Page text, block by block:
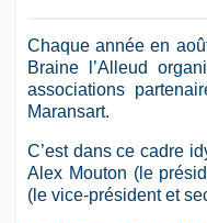
Chaque année en
Braine l’Alleud
associations
Maransart.
C’est dans ce cadre
Alex Mouton (le
(le vice-président et